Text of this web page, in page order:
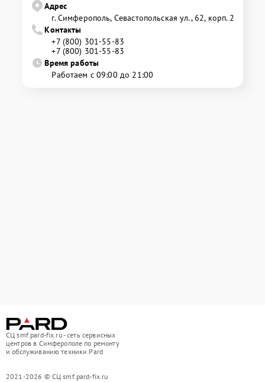
Адрес
г. Симферополь, Севастопольская ул., 62, корп. 2
Контакты
+7 (800) 301-55-83
+7 (800) 301-55-83
Время работы
Работаем с 09:00 до 21:00
СЦ smf.pard-fix.ru - сеть сервисных
центров в Симферополе по ремонту
и обслуживанию техники Pard
2021-2026 © СЦ smf.pard-fix.ru